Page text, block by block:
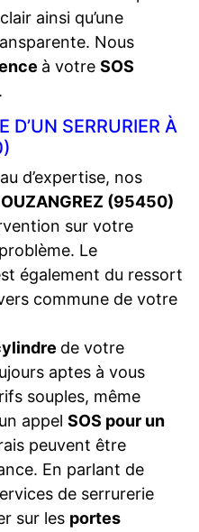
ainsi qu’une
Nous
à votre SOS
.
D’UN SERRURIER À
d’expertise, nos
(95450)
sur votre
Le
également du ressort
commune de votre
de votre
aptes à vous
souples, même
appel SOS pour un
peuvent être
En parlant de
de serrurerie
sur les portes